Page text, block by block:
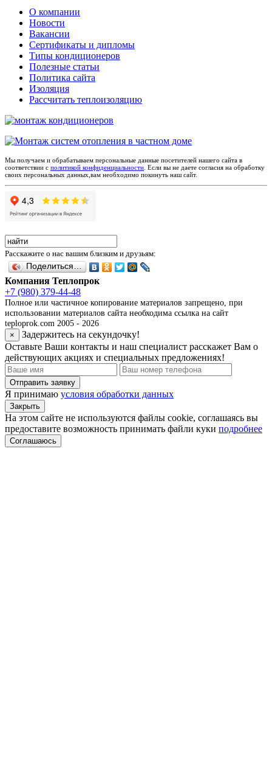
О компании
Новости
Вакансии
Сертификаты и дипломы
Типы кондиционеров
Полезные статьи
Политика сайта
Изоляция
Рассчитать теплоизоляцию
Мы получаем и обрабатываем персональные данные посетителей нашего сайта в
соответствии с политикой конфиденциальности . Если вы не даете согласия на обработку
своих персональных данных,вам необходимо покинуть наш сайт.
Расскажите о нас вашим близким и друзьям:
Поделиться…
Компания Теплопрок
+7 (980) 379-44-48
Полное или частичное копирование материалов запрещено, при
использовании материалов сайта необходима ссылка на сайт
teploprok.com 2005 - 2026
×
Задержитесь на секундочку!
Оставьте Ваши контакты и наш специалист расскажет Вам о
действующих акциях и специальных предложениях!
Отправить заявку
Я принимаю условия обработки данных
Закрыть
На этом сайте не используются файлы cookie, соглашаясь вы
предоставите возможность принимать файли куки подробнее
Соглашаюсь